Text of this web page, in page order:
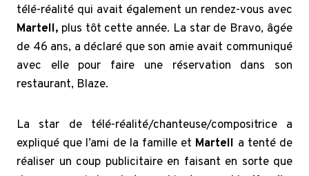
télé-réalité qui avait également un rendez-vous avec
Martell, plus tôt cette année. La star de Bravo, âgée
de 46 ans, a déclaré que son amie avait communiqué
avec elle pour faire une réservation dans son
restaurant, Blaze.
La star de télé-réalité/chanteuse/compositrice a
expliqué que l’ami de la famille et Martell a tenté de
réaliser un coup publicitaire en faisant en sorte que